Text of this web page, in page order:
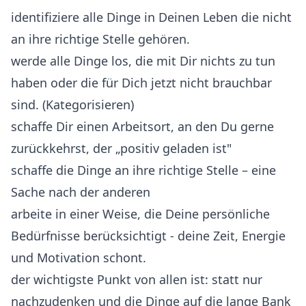
identifiziere alle Dinge in Deinen Leben die nicht
an ihre richtige Stelle gehören.
werde alle Dinge los, die mit Dir nichts zu tun
haben oder die für Dich jetzt nicht brauchbar
sind. (Kategorisieren)
schaffe Dir einen Arbeitsort, an den Du gerne
zurückkehrst, der „positiv geladen ist"
schaffe die Dinge an ihre richtige Stelle – eine
Sache nach der anderen
arbeite in einer Weise, die Deine persönliche
Bedürfnisse berücksichtigt - deine Zeit, Energie
und Motivation schont.
der wichtigste Punkt von allen ist: statt nur
nachzudenken und die Dinge auf die lange Bank